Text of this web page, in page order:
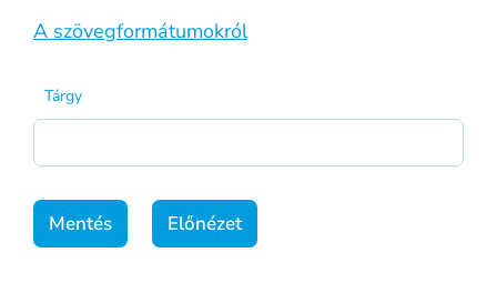
A szövegformátumokról
Tárgy